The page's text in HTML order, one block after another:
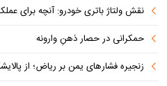
نقش ولتاژ باتری خودرو: آنچه برای
حمکرانی در حصار ذهنِ وارونه
زنجیره فشارهای یمن بر ریاض؛ از